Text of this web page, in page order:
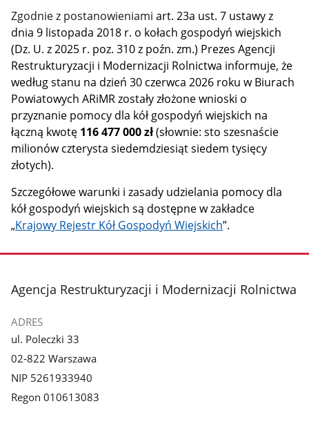
Zgodnie z postanowieniamiart. 23a ust. 7 ustawy z
dnia 9 listopada 2018 r. o kołach gospodyń wiejskich
(Dz. U. z 2025 r. poz. 310 z poźn. zm.) Prezes Agencji
Restrukturyzacji i Modernizacji Rolnictwa informuje, że
według stanu na dzień 30 czerwca 2026 roku w Biurach
Powiatowych ARiMR zostały złożone wnioski o
przyznanie pomocy dla kół gospodyń wiejskich na
łączną kwotę 116 477 000zł(słownie: sto szesnaście
milionów czterysta siedemdziesiąt siedem tysięcy
złotych).
Szczegółowe warunki i zasady udzielania pomocy dla
kół gospodyń wiejskich są dostępne w zakładce
„Krajowy Rejestr Kół Gospodyń Wiejskich”.
stopka
Agencja Restrukturyzacji i Modernizacji Rolnictwa
ADRES
ul. Poleczki 33
02-822 Warszawa
NIP 5261933940
Regon 010613083